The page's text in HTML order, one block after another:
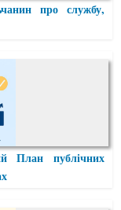
про службу,
План публічних